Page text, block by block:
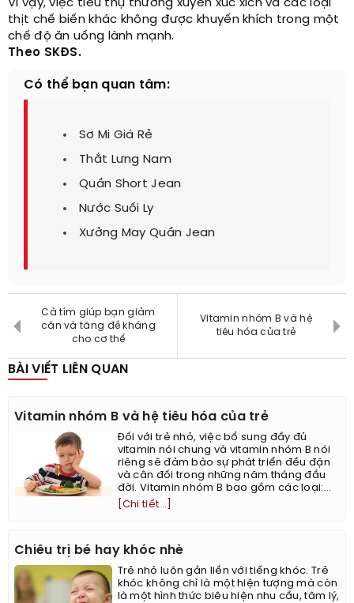
Vì vậy, việc tiêu thụ thường xuyên xúc xích và các loại
thịt chế biến khác không được khuyến khích trong một
chế độ ăn uống lành mạnh.
Theo SKĐS.
Có thể bạn quan tâm:
Sơ Mi Giá Rẻ
Thắt Lưng Nam
Quần Short Jean
Nước Suối Ly
Xưởng May Quần Jean
Cà tím giúp bạn giảm
cân và tăng đề kháng
cho cơ thể
Vitamin nhóm B và hệ
tiêu hóa của trẻ
BÀI VIẾT LIÊN QUAN
Vitamin nhóm B và hệ tiêu hóa của trẻ
Đối với trẻ nhỏ, việc bổ sung đầy đủ
vitamin nói chung và vitamin nhóm B nói
riêng sẽ đảm bảo sự phát triển đều đặn
và cân đối trong những năm tháng đầu
đời. Vitamin nhóm B bao gồm các loại:...
[Chi tiết...]
Chiêu trị bé hay khóc nhè
Trẻ nhỏ luôn gắn liền với tiếng khóc. Trẻ
khóc không chỉ là một hiện tượng mà còn
là một hình thức biêu hiện nhu cầu, tâm lý,